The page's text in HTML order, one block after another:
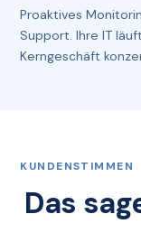
Proaktives
Support. Ihre IT
Kerngeschäft
KUNDENSTIMMEN
Das